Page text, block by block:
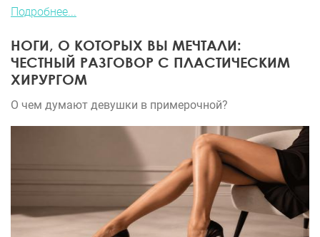
Подробнее...
НОГИ, О КОТОРЫХ ВЫ МЕЧТАЛИ:
ЧЕСТНЫЙ РАЗГОВОР С ПЛАСТИЧЕСКИМ
ХИРУРГОМ
О чем думают девушки в примерочной?